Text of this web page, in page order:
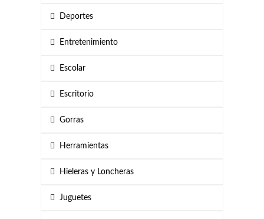
Deportes
Entretenimiento
Escolar
Escritorio
Gorras
Herramientas
Hieleras y Loncheras
Juguetes